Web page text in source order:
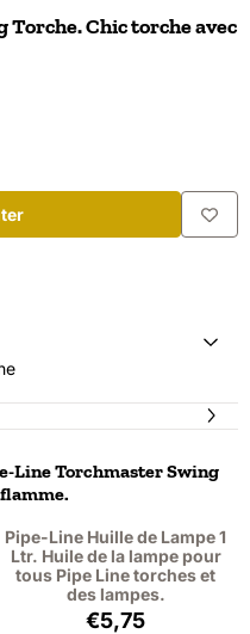
Chic torche avec
Line Torchmaster Swing
: 4,09
Pipe-Line Huille de Lampe 1
Ltr. Huile de la lampe pour
tous Pipe Line torches et
des lampes.
Prix: 5,75, hors
€5,75